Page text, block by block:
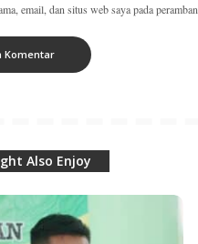
email, dan situs web saya pada
Also Enjoy